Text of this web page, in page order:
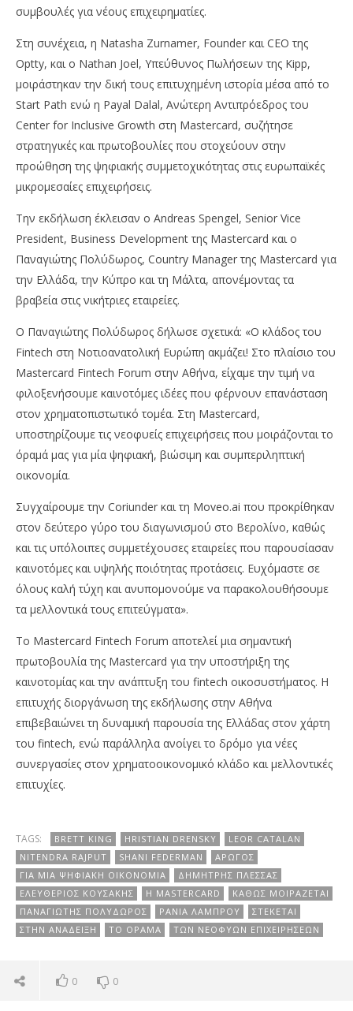
συμβουλές για νέους επιχειρηματίες.
Στη συνέχεια, η Natasha Zurnamer, Founder και CEO της
Optty, και ο Nathan Joel, Υπεύθυνος Πωλήσεων της Kipp,
μοιράστηκαν την δική τους επιτυχημένη ιστορία μέσα από το
Start Path ενώ η Payal Dalal, Ανώτερη Αντιπρόεδρος του
Center for Inclusive Growth στη Mastercard, συζήτησε
στρατηγικές και πρωτοβουλίες που στοχεύουν στην
προώθηση της ψηφιακής συμμετοχικότητας στις ευρωπαϊκές
μικρομεσαίες επιχειρήσεις.
Την εκδήλωση έκλεισαν ο Andreas Spengel, Senior Vice
President, Business Development της Mastercard και ο
Παναγιώτης Πολύδωρος, Country Manager της Mastercard για
την Ελλάδα, την Κύπρο και τη Μάλτα, απονέμοντας τα
βραβεία στις νικήτριες εταιρείες.
O Παναγιώτης Πολύδωρος δήλωσε σχετικά: «Ο κλάδος του
Fintech στη Νοτιοανατολική Ευρώπη ακμάζει! Στο πλαίσιο του
Mastercard Fintech Forum στην Αθήνα, είχαμε την τιμή να
φιλοξενήσουμε καινοτόμες ιδέες που φέρνουν επανάσταση
στον χρηματοπιστωτικό τομέα. Στη Mastercard,
υποστηρίζουμε τις νεοφυείς επιχειρήσεις που μοιράζονται το
όραμά μας για μία ψηφιακή, βιώσιμη και συμπεριληπτική
οικονομία.
Συγχαίρουμε την Coriunder και τη Moveo.ai που προκρίθηκαν
στον δεύτερο γύρο του διαγωνισμού στο Βερολίνο, καθώς
και τις υπόλοιπες συμμετέχουσες εταιρείες που παρουσίασαν
καινοτόμες και υψηλής ποιότητας προτάσεις. Ευχόμαστε σε
όλους καλή τύχη και ανυπομονούμε να παρακολουθήσουμε
τα μελλοντικά τους επιτεύγματα».
Το Mastercard Fintech Forum αποτελεί μια σημαντική
πρωτοβουλία της Mastercard για την υποστήριξη της
καινοτομίας και την ανάπτυξη του fintech οικοσυστήματος. Η
επιτυχής διοργάνωση της εκδήλωσης στην Αθήνα
επιβεβαιώνει τη δυναμική παρουσία της Ελλάδας στον χάρτη
του fintech, ενώ παράλληλα ανοίγει το δρόμο για νέες
συνεργασίες στον χρηματοοικονομικό κλάδο και μελλοντικές
επιτυχίες.
TAGS: BRETT KING HRISTIAN DRENSKY
LEOR CATALAN
NITENDRA RAJPUT
SHANI FEDERMAN
ΑΡΩΓΌΣ
ΓΙΑ ΜΊΑ ΨΗΦΙΑΚΉ ΟΙΚΟΝΟΜΊΑ
ΔΗΜΉΤΡΗΣ ΠΛΈΣΣΑΣ
ΕΛΕΥΘΈΡΙΟΣ ΚΟΥΣΆΚΗΣ
Η MASTERCARD
ΚΑΘΏΣ ΜΟΙΡΆΖΕΤΑΙ
ΠΑΝΑΓΙΏΤΗΣ ΠΟΛΎΔΩΡΟΣ
ΡΆΝΙΑ ΛΆΜΠΡΟΥ
ΣΤΈΚΕΤΑΙ
ΣΤΗΝ ΑΝΆΔΕΙΞΗ
ΤΟ ΌΡΑΜΑ ΤΩΝ ΝΕΟΦΥΏΝ ΕΠΙΧΕΙΡΉΣΕΩΝ
0 0